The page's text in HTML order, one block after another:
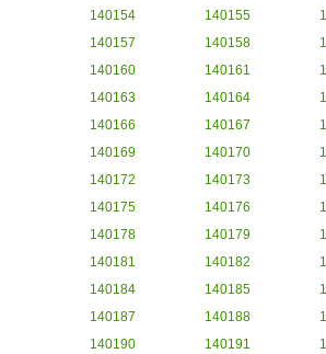
140154
140155
140157
140158
140160
140161
140163
140164
140166
140167
140169
140170
140172
140173
140175
140176
140178
140179
140181
140182
140184
140185
140187
140188
140190
140191